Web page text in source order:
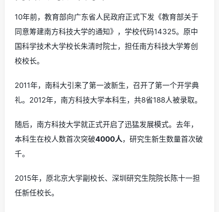
10年前，教育部向广东省人民政府正式下发《教育部关于
同意筹建南方科技大学的通知》，学校代码14325。原中
国科学技术大学校长朱清时院士，担任南方科技大学筹创
校校长。
2011年，南科大引来了第一波新生，召开了第一个开学典
礼。2012年，南方科技大学本科生，共8省188人被录取。
随后，南方科技大学就正式开启了迅猛发展模式。去年，
本科生在校人数首次突破4000人，研究生新生数量首次破
千。
2015年，原北京大学副校长、深圳研究生院院长陈十一担
任新任校长。